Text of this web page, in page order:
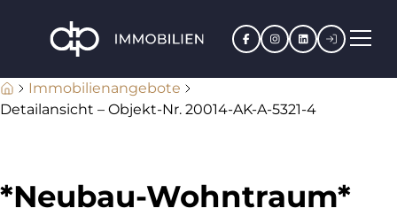
Facebook
Instagram
LinkedIn
Immobilienangebote
Detailansicht – Objekt-Nr. 20014-AK-A-5321-4
*Neubau-Wohntraum*